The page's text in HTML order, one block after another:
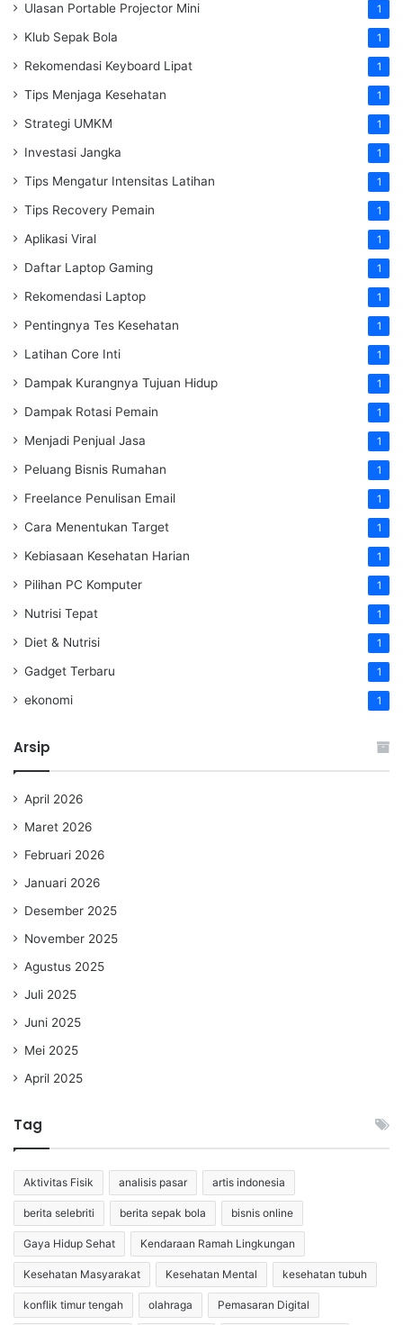
Ulasan Portable Projector Mini 1
Klub Sepak Bola 1
Rekomendasi Keyboard Lipat 1
Tips Menjaga Kesehatan 1
Strategi UMKM 1
Investasi Jangka 1
Tips Mengatur Intensitas Latihan 1
Tips Recovery Pemain 1
Aplikasi Viral 1
Daftar Laptop Gaming 1
Rekomendasi Laptop 1
Pentingnya Tes Kesehatan 1
Latihan Core Inti 1
Dampak Kurangnya Tujuan Hidup 1
Dampak Rotasi Pemain 1
Menjadi Penjual Jasa 1
Peluang Bisnis Rumahan 1
Freelance Penulisan Email 1
Cara Menentukan Target 1
Kebiasaan Kesehatan Harian 1
Pilihan PC Komputer 1
Nutrisi Tepat 1
Diet & Nutrisi 1
Gadget Terbaru 1
ekonomi 1
Arsip
April 2026
Maret 2026
Februari 2026
Januari 2026
Desember 2025
November 2025
Agustus 2025
Juli 2025
Juni 2025
Mei 2025
April 2025
Tag
Aktivitas Fisik analisis pasar artis indonesia
berita selebriti berita sepak bola bisnis online
Gaya Hidup Sehat Kendaraan Ramah Lingkungan
Kesehatan Masyarakat Kesehatan Mental kesehatan tubuh
konflik timur tengah olahraga Pemasaran Digital